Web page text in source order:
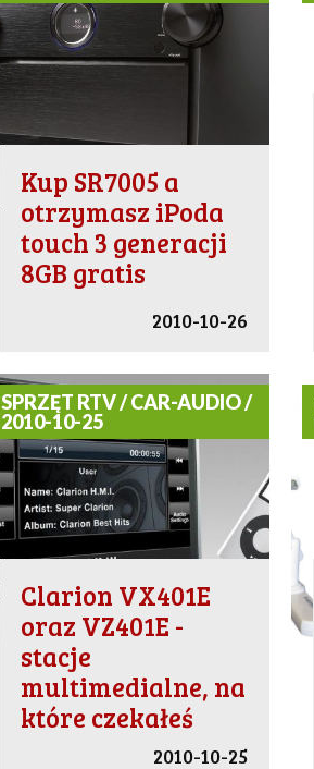
Kup SR7005 a
otrzymasz iPoda
touch 3 generacji
8GB gratis
2010-10-26
SPRZĘT RTV / CAR-AUDIO /
2010-10-25
Clarion VX401E
oraz VZ401E -
stacje
multimedialne, na
które czekałeś
2010-10-25